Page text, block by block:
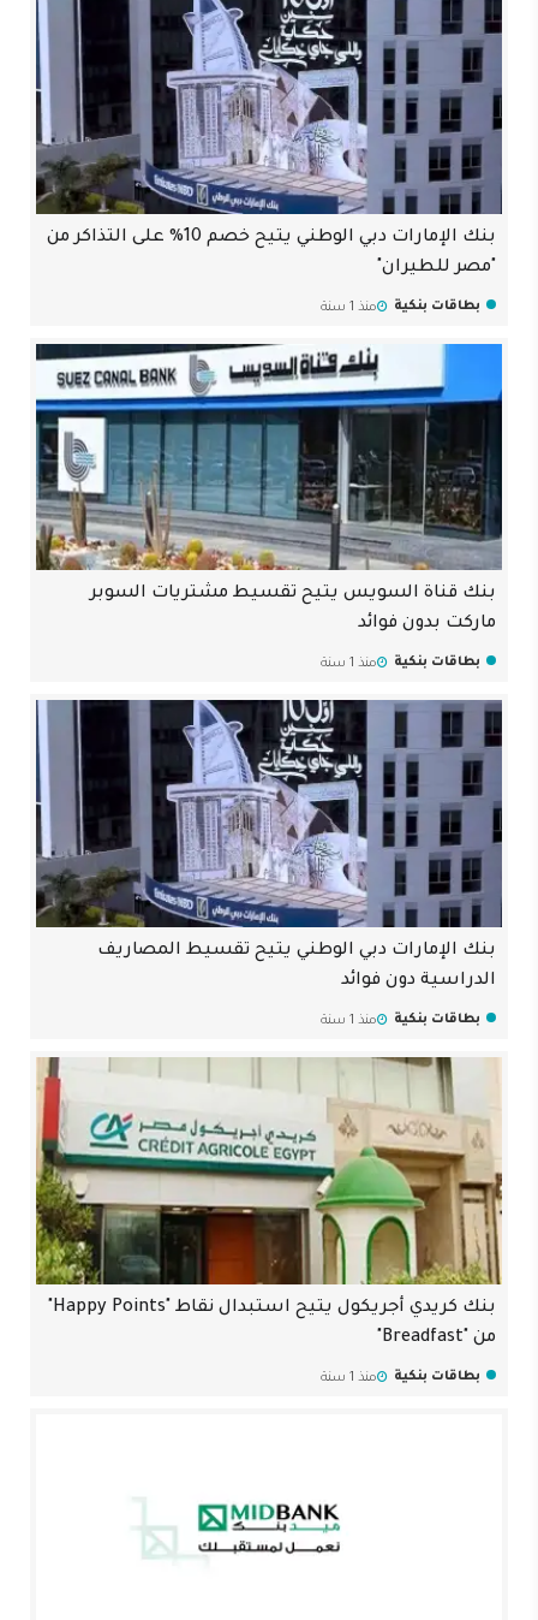
بنك الإمارات دبي الوطني يتيح خصم 10% على التذاكر من
"مصر للطيران"
بطاقات بنكية منذ 1 سنة
بنك قناة السويس يتيح تقسيط مشتريات السوبر
ماركت بدون فوائد
بطاقات بنكية منذ 1 سنة
بنك الإمارات دبي الوطني يتيح تقسيط المصاريف
الدراسية دون فوائد
بطاقات بنكية منذ 1 سنة
من "Breadfast"
بطاقات بنكية منذ 1 سنة